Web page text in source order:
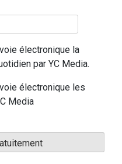
électronique la
par YC Media.
électronique les
Media